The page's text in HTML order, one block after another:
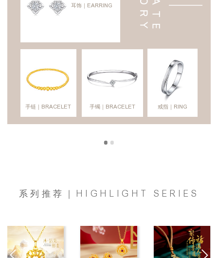
耳饰｜EARRING
手链｜BRACELET 手镯｜BRACELET 戒指｜RING
系列推荐｜HIGHLIGHT SERIES